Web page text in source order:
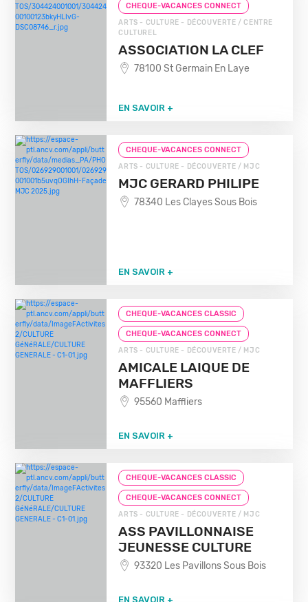
CHEQUE-VACANCES CONNECT
ARTS - CULTURE - DÉCOUVERTE / CENTRE
CULTUREL
ASSOCIATION LA CLEF
78100 St Germain En Laye
EN SAVOIR +
CHEQUE-VACANCES CONNECT
ARTS - CULTURE - DÉCOUVERTE / MJC
MJC GERARD PHILIPE
78340 Les Clayes Sous Bois
EN SAVOIR +
CHEQUE-VACANCES CLASSIC
CHEQUE-VACANCES CONNECT
ARTS - CULTURE - DÉCOUVERTE / MJC
AMICALE LAIQUE DE
MAFFLIERS
95560 Maffliers
EN SAVOIR +
CHEQUE-VACANCES CLASSIC
CHEQUE-VACANCES CONNECT
ARTS - CULTURE - DÉCOUVERTE / MJC
ASS PAVILLONNAISE
JEUNESSE CULTURE
93320 Les Pavillons Sous Bois
EN SAVOIR +